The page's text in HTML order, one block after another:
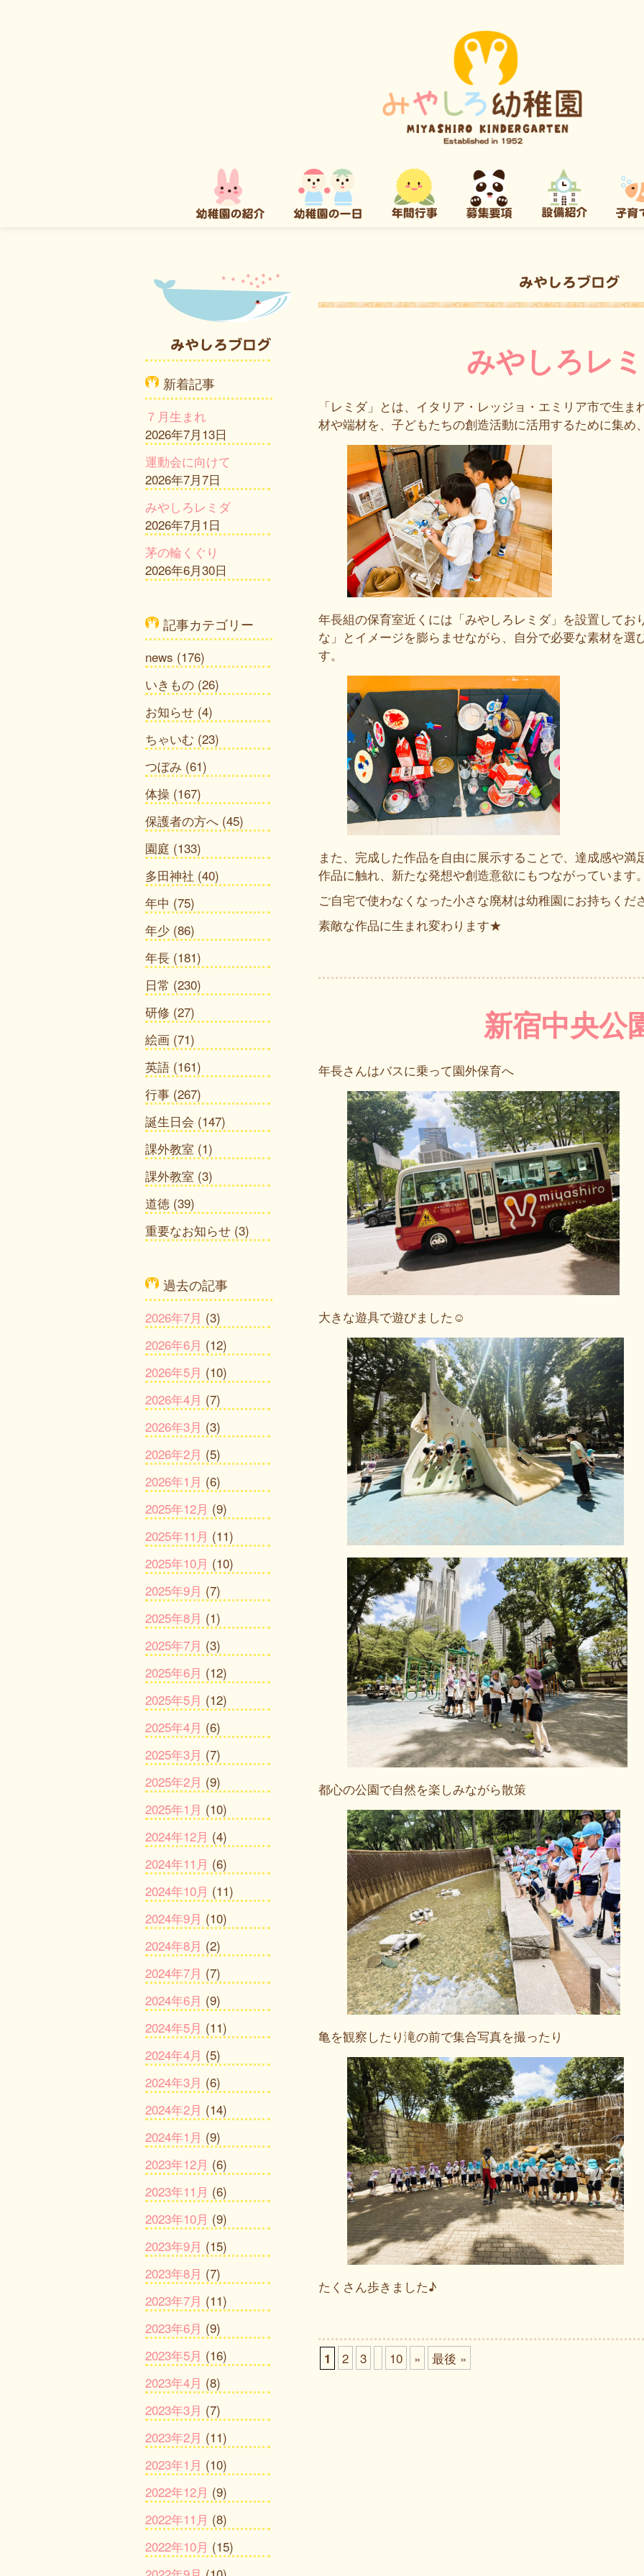
みやしろレ
「レミダ」とは、イタリア・レッジョ・エミリア市で生
材や端材を、子どもたちの創造活動に活用するために集め
年長組の保育室近くには「みやしろレミダ」を設置してお
な」とイメージを膨らませながら、自分で必要な素材を選
す。
また、完成した作品を自由に展示することで、達成感や
作品に触れ、新たな発想や創造意欲にもつながっています
ご自宅で使わなくなった小さな廃材は幼稚園にお持ちくだ
素敵な作品に生まれ変わります★
新宿中央公
年長さんはバスに乗って園外保育へ
大きな遊具で遊びました☺
都心の公園で自然を楽しみながら散策
亀を観察したり滝の前で集合写真を撮ったり
たくさん歩きました♪
1 2 3 10 » 最後 »
新着記事
７月生まれ
2026年7月13日
運動会に向けて
2026年7月7日
みやしろレミダ
2026年7月1日
茅の輪くぐり
2026年6月30日
記事カテゴリー
news (176)
いきもの (26)
お知らせ (4)
ちゃいむ (23)
つぼみ (61)
体操 (167)
保護者の方へ (45)
園庭 (133)
多田神社 (40)
年中 (75)
年少 (86)
年長 (181)
日常 (230)
研修 (27)
絵画 (71)
英語 (161)
行事 (267)
誕生日会 (147)
課外教室 (1)
課外教室 (3)
道徳 (39)
重要なお知らせ (3)
過去の記事
2026年7月 (3)
2026年6月 (12)
2026年5月 (10)
2026年4月 (7)
2026年3月 (3)
2026年2月 (5)
2026年1月 (6)
2025年12月 (9)
2025年11月 (11)
2025年10月 (10)
2025年9月 (7)
2025年8月 (1)
2025年7月 (3)
2025年6月 (12)
2025年5月 (12)
2025年4月 (6)
2025年3月 (7)
2025年2月 (9)
2025年1月 (10)
2024年12月 (4)
2024年11月 (6)
2024年10月 (11)
2024年9月 (10)
2024年8月 (2)
2024年7月 (7)
2024年6月 (9)
2024年5月 (11)
2024年4月 (5)
2024年3月 (6)
2024年2月 (14)
2024年1月 (9)
2023年12月 (6)
2023年11月 (6)
2023年10月 (9)
2023年9月 (15)
2023年8月 (7)
2023年7月 (11)
2023年6月 (9)
2023年5月 (16)
2023年4月 (8)
2023年3月 (7)
2023年2月 (11)
2023年1月 (10)
2022年12月 (9)
2022年11月 (8)
2022年10月 (15)